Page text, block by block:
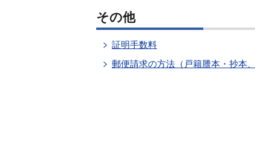
その他
証明手数料
郵便請求の方法（戸籍謄本・抄本